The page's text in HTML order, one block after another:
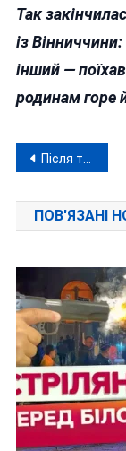
Так
із
інший —
родинам горе
Навігація
записів
Після того як Бронюк звільнився з ЗСУ і очолив філармонію, йому не вистачає грошей на життя
ПОВ'ЯЗАНІ